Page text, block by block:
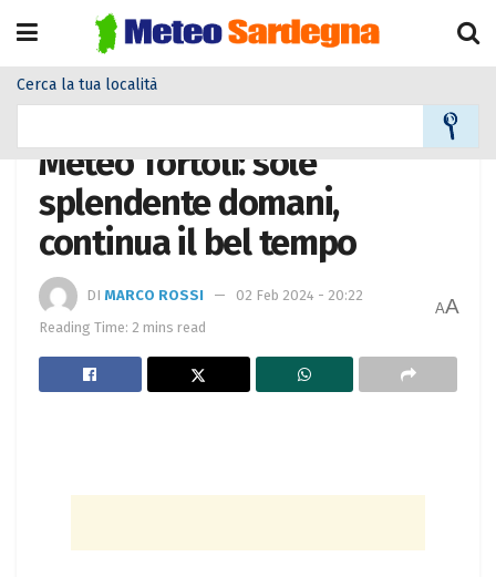
Cerca la tua località
Meteo Tortolì: sole
splendente domani,
continua il bel tempo
DI MARCO ROSSI
02 Feb 2024 - 20:22
Reading Time: 2 mins read
AA